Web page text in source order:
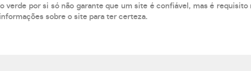
verde por si só não garante que um site é confiável, mas é requisito
sobre o site para ter certeza.